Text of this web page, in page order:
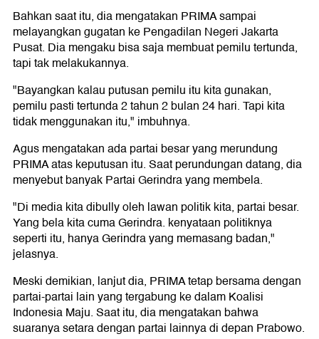
Bahkan saat itu, dia mengatakan PRIMA sampai
melayangkan gugatan ke Pengadilan Negeri Jakarta
Pusat. Dia mengaku bisa saja membuat pemilu tertunda,
tapi tak melakukannya.
"Bayangkan kalau putusan pemilu itu kita gunakan,
pemilu pasti tertunda 2 tahun 2 bulan 24 hari. Tapi kita
tidak menggunakan itu," imbuhnya.
Agus mengatakan ada partai besar yang merundung
PRIMA atas keputusan itu. Saat perundungan datang, dia
menyebut banyak Partai Gerindra yang membela.
"Di media kita dibully oleh lawan politik kita, partai besar.
Yang bela kita cuma Gerindra. kenyataan politiknya
seperti itu, hanya Gerindra yang memasang badan,"
jelasnya.
Meski demikian, lanjut dia, PRIMA tetap bersama dengan
partai-partai lain yang tergabung ke dalam Koalisi
Indonesia Maju. Saat itu, dia mengatakan bahwa
suaranya setara dengan partai lainnya di depan Prabowo.